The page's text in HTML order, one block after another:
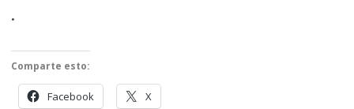
.
Comparte esto:
Facebook X